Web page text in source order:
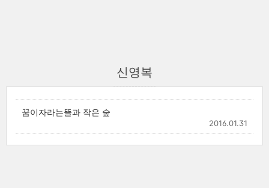
신영복
꿈이자라는뜰과 작은 숲
2016.01.31